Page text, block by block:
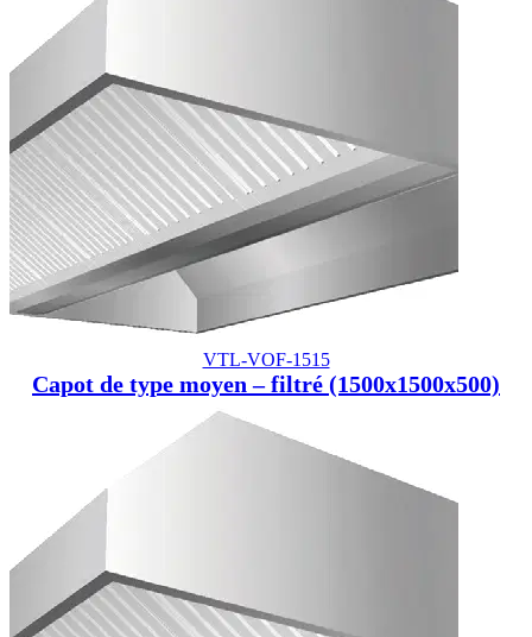
VTL-VOF-1515
Capot de type moyen – filtré (1500x1500x500)